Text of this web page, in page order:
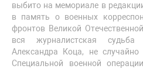
выбито на мемориале в
в память о военных
фронтов Великой
вся журналистская судьба
Александра Коца, не
Специальной военной